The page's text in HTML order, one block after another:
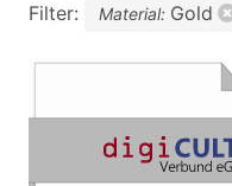
Filter: Material: Gold